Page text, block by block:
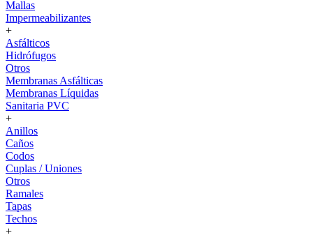
Mallas
Impermeabilizantes
+
Asfálticos
Hidrófugos
Otros
Membranas Asfálticas
Membranas Líquidas
Sanitaria PVC
+
Anillos
Caños
Codos
Cuplas / Uniones
Otros
Ramales
Tapas
Techos
+